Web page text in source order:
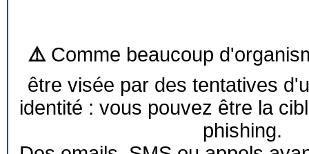
⚠️ Comme beaucoup
être visée par des tentatives
identité : vous pouvez être la
phishing.